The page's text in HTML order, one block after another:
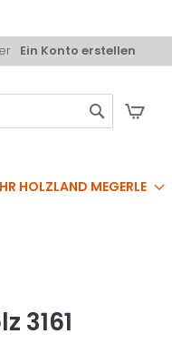
Ein Konto erstellen
HOLZLAND MEGERLE
3161